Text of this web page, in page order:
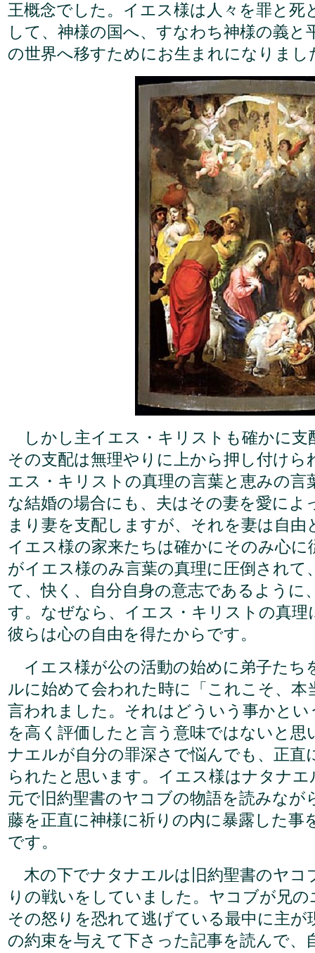
王概念でした。イエス様は人々を罪と死
して、神様の国へ、すなわち神様の義と
の世界へ移すためにお生まれになりまし
しかし主イエス・キリストも確かに支
その支配は無理やりに上から押し付け
エス・キリストの真理の言葉と恵みの言
な結婚の場合にも、夫はその妻を愛によ
まり妻を支配しますが、それを妻は自
イエス様の家来たちは確かにそのみ心
がイエス様のみ言葉の真理に圧倒されて
て、快く、自分自身の意志であるように
す。なぜなら、イエス・キリストの真理
彼らは心の自由を得たからです。
イエス様が公の活動の始めに弟子たち
ルに始めて会われた時に「これこそ、
言われました。それはどういう事かと
を高く評価したと言う意味ではないと
ナエルが自分の罪深さで悩んでも、正直
られたと思います。イエス様はナタナ
元で旧約聖書のヤコブの物語を読みなが
藤を正直に神様に祈りの内に暴露した事
です。
木の下でナタナエルは旧約聖書のヤコ
りの戦いをしていました。ヤコブが兄
その怒りを恐れて逃げている最中に主が
の約束を与えて下さった記事を読んで、